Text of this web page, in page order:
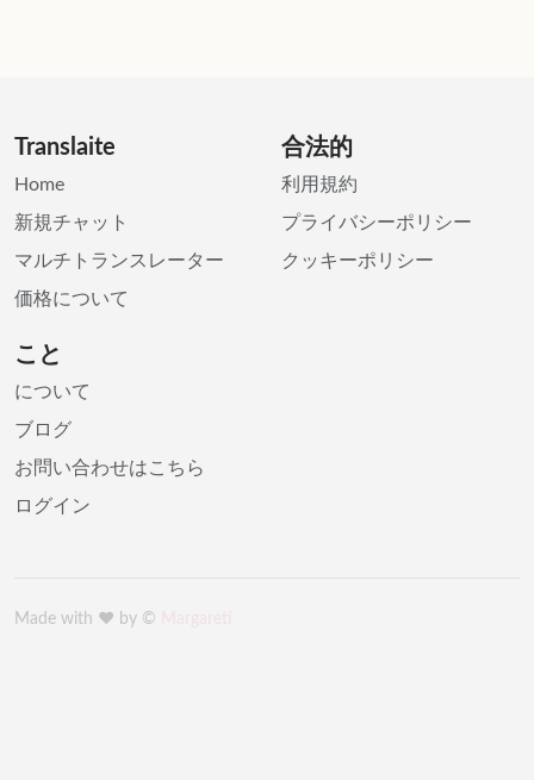
Translaite
Home
新規チャット
マルチトランスレーター
価格について
合法的
利用規約
プライバシーポリシー
クッキーポリシー
こと
について
ブログ
お問い合わせはこちら
ログイン
Made with ♥️ by ©